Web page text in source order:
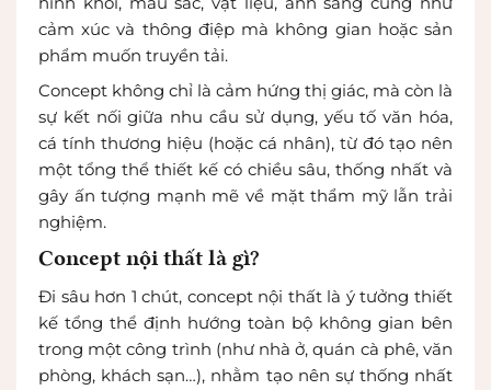
cảm xúc và thông điệp mà không gian hoặc sản
phẩm muốn truyền tải.
Concept không chỉ là cảm hứng thị giác, mà còn là
sự kết nối giữa nhu cầu sử dụng, yếu tố văn hóa,
cá tính thương hiệu (hoặc cá nhân), từ đó tạo nên
một tổng thể thiết kế có chiều sâu, thống nhất và
gây ấn tượng mạnh mẽ về mặt thẩm mỹ lẫn trải
nghiệm.
Concept nội thất là gì?
Đi sâu hơn 1 chút, concept nội thất là ý tưởng thiết
kế tổng thể định hướng toàn bộ không gian bên
trong một công trình (như nhà ở, quán cà phê, văn
phòng, khách sạn…), nhằm tạo nên sự thống nhất